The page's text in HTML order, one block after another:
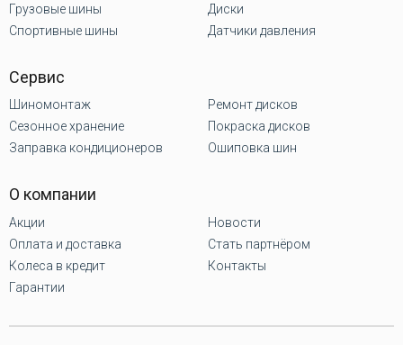
Грузовые шины
Спортивные шины
Диски
Датчики давления
Сервис
Шиномонтаж
Сезонное хранение
Заправка кондиционеров
Ремонт дисков
Покраска дисков
Ошиповка шин
О компании
Акции
Оплата и доставка
Колеса в кредит
Гарантии
Новости
Стать партнёром
Контакты